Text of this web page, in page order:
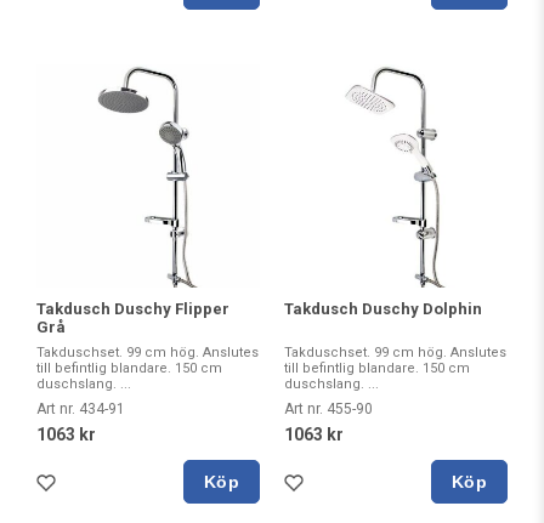
Takdusch Duschy Flipper
Grå
Takduschset. 99 cm hög. Anslutes
till befintlig blandare. 150 cm
duschslang. ...
Art nr. 434-91
1063 kr
Köp
Takdusch Duschy Dolphin
Takduschset. 99 cm hög. Anslutes
till befintlig blandare. 150 cm
duschslang. ...
Art nr. 455-90
1063 kr
Köp